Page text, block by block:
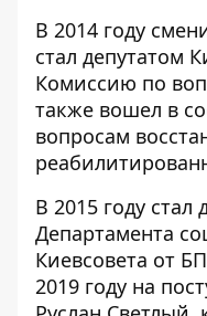
В 2014 году
стал депутатом
Комиссию по
также вошел в
вопросам
В 2015 году стал
Департамента
Киевсовета от
2019 году на